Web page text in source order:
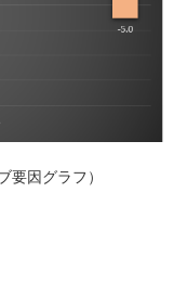
要因グラフ）